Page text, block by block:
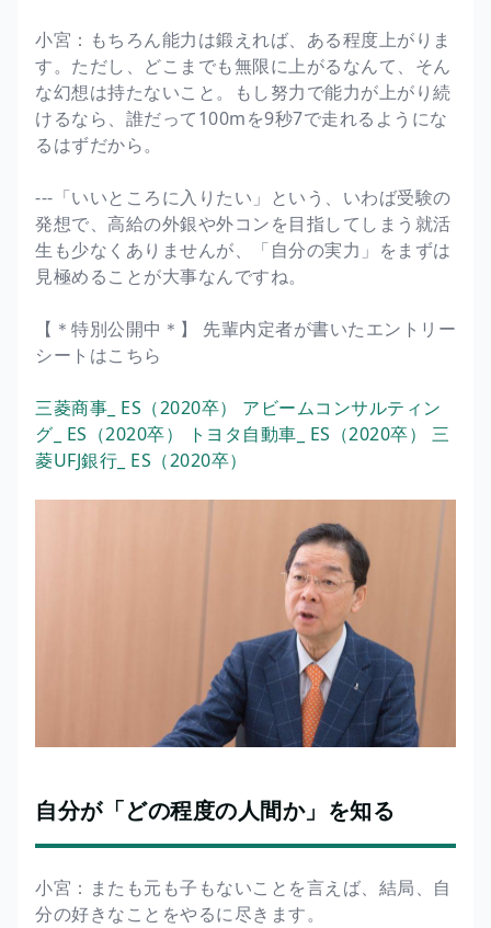
小宮：もちろん能力は鍛えれば、ある程度上がりま
す。ただし、どこまでも無限に上がるなんて、そん
な幻想は持たないこと。もし努力で能力が上がり続
けるなら、誰だって100mを9秒7で走れるようにな
るはずだから。
---「いいところに入りたい」という、いわば受験の
発想で、高給の外銀や外コンを目指してしまう就活
生も少なくありませんが、「自分の実力」をまずは
見極めることが大事なんですね。
【＊特別公開中＊】 先輩内定者が書いたエントリー
シートはこちら
三菱商事_ ES（2020卒） アビームコンサルティン
グ_ ES（2020卒）
トヨタ自動車_ ES（2020卒） 三
菱UFJ銀行_ ES（2020卒）
自分が「どの程度の人間か」を知る
小宮：またも元も子もないことを言えば、結局、自
分の好きなことをやるに尽きます。